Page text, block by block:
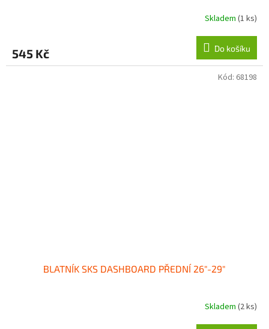
Skladem (1 ks)
545 Kč Do košíku
BLATNÍK SKS DASHBOARD PŘEDNÍ 26"-29"
Skladem (2 ks)
Kód: 68198